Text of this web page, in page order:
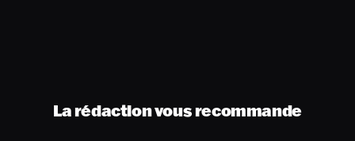
La rédaction vous recommande